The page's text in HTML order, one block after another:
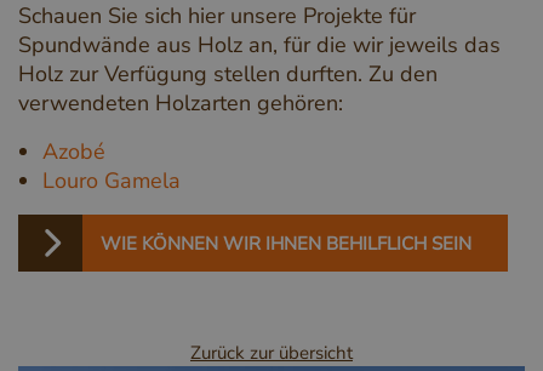
Schauen Sie sich hier unsere Projekte für
Spundwände aus Holz an, für die wir jeweils das
Holz zur Verfügung stellen durften. Zu den
verwendeten Holzarten gehören:
Azobé
Louro Gamela
WIE KÖNNEN WIR IHNEN BEHILFLICH SEIN
Zurück zur übersicht